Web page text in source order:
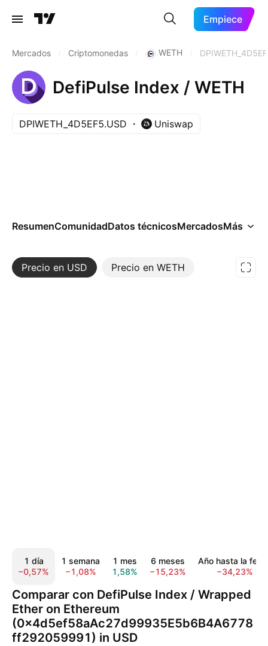
Empiece
Mercados Criptomonedas WETH
DefiPulse Index / WETH
DPIWETH_4D5EF5.USD Uniswap
ResumenComunidadDatos técnicosMercadosMás
Precio en USD Precio en WETH
Más
1 día
−0,57%
1 semana
−1,08%
1 mes
1,58%
6 meses
−15,23%
Año hasta la
−34,23%
Comparar con DefiPulse Index / Wrapped
Ether on Ethereum
(0x4d5ef58aAc27d99935E5b6B4A6778
ff292059991) in USD